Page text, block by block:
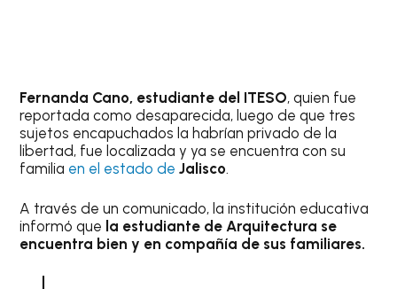
Fernanda Cano, estudiante del ITESO, quien fue
reportada como desaparecida, luego de que tres
sujetos encapuchados la habrían privado de la
libertad, fue localizada y ya se encuentra con su
familia en el estado deJalisco.
A través de un comunicado, la institución educativa
informó que la estudiante de Arquitectura se
encuentra bien y en compañía de sus familiares.